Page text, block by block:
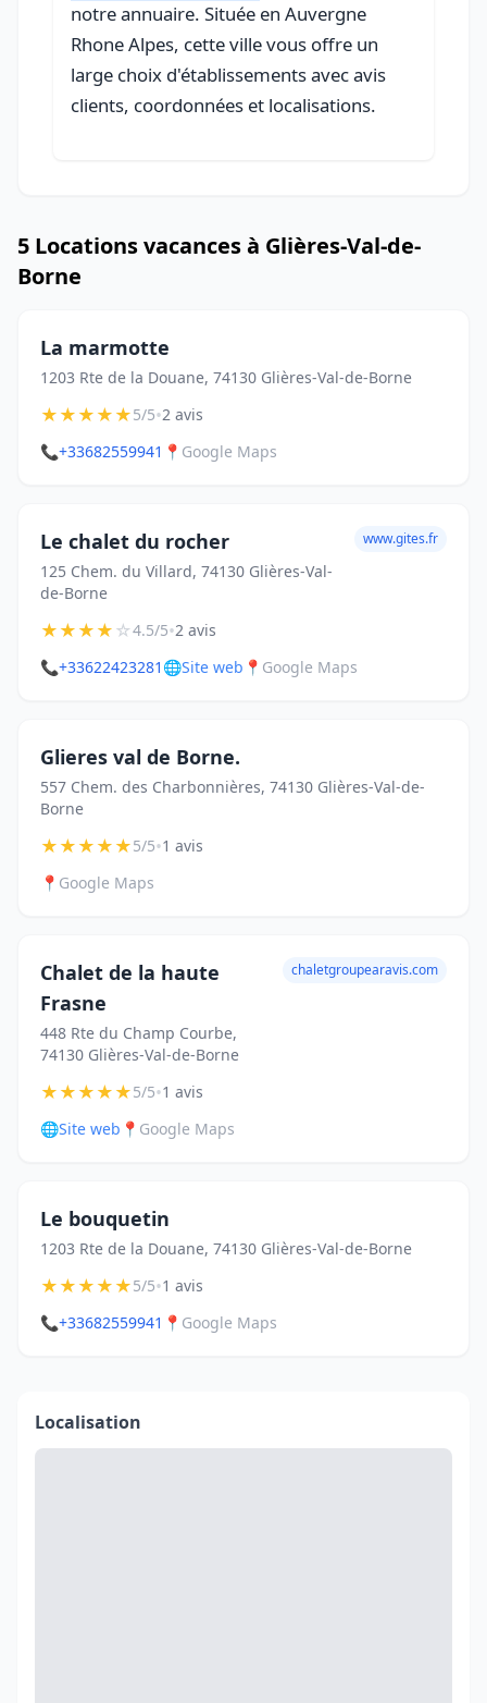
notre annuaire. Située en Auvergne
Rhone Alpes, cette ville vous offre un
large choix d'établissements avec avis
clients, coordonnées et localisations.
5 Locations vacances à Glières-Val-de-
Borne
La marmotte
1203 Rte de la Douane, 74130 Glières-Val-de-Borne
★★★★★5/5•2 avis
📞+33682559941 📍 Google Maps
Le chalet du rocher
125 Chem. du Villard, 74130 Glières-Val-
de-Borne
www.gites.fr
★★★★☆4.5/5•2 avis
📞+33622423281 🌐Site web 📍 Google Maps
Glieres val de Borne.
557 Chem. des Charbonnières, 74130 Glières-Val-de-
Borne
★★★★★5/5•1 avis
📍 Google Maps
Chalet de la haute
Frasne
448 Rte du Champ Courbe,
74130 Glières-Val-de-Borne
chaletgroupearavis.com
★★★★★5/5•1 avis
🌐Site web 📍 Google Maps
Le bouquetin
1203 Rte de la Douane, 74130 Glières-Val-de-Borne
★★★★★5/5•1 avis
📞+33682559941 📍 Google Maps
Localisation